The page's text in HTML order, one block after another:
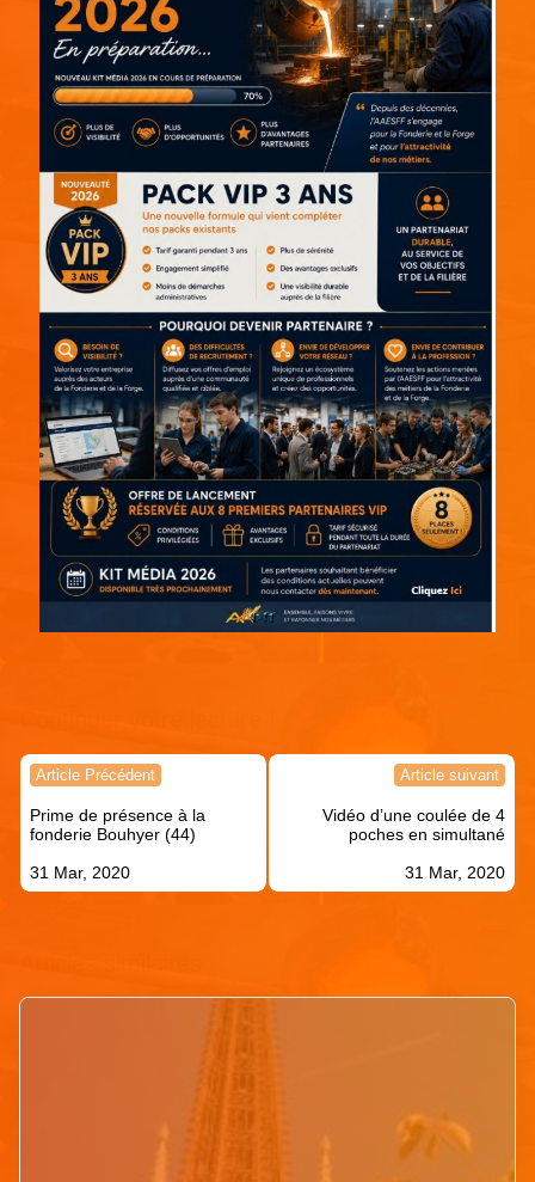
Navigation
l’article
Article Précédent
Prime de présence à la
fonderie Bouhyer (44)
31 Mar, 2020
Article suivant
Vidéo d’une coulée de 4
poches en simultané
31 Mar, 2020